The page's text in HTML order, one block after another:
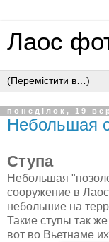
Лаос
понеділок, 19
Небольшая
Ступа
Небольшая
сооружение в
небольшие на
Такие ступы так
вот во Вьетнаме